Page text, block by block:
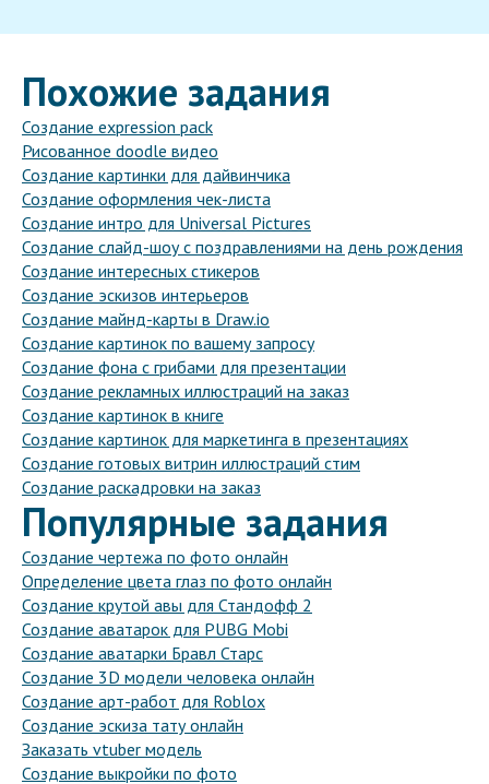
Похожие задания
Создание expression pack
Рисованное doodle видео
Создание картинки для дайвинчика
Создание оформления чек-листа
Создание интро для Universal Pictures
Создание слайд-шоу с поздравлениями на день рождения
Создание интересных стикеров
Создание эскизов интерьеров
Создание майнд-карты в Draw.io
Создание картинок по вашему запросу
Создание фона с грибами для презентации
Создание рекламных иллюстраций на заказ
Создание картинок в книге
Создание картинок для маркетинга в презентациях
Создание готовых витрин иллюстраций стим
Создание раскадровки на заказ
Популярные задания
Создание чертежа по фото онлайн
Определение цвета глаз по фото онлайн
Создание крутой авы для Стандофф 2
Создание аватарок для PUBG Mobi
Создание аватарки Бравл Старс
Создание 3D модели человека онлайн
Создание арт-работ для Roblox
Создание эскиза тату онлайн
Заказать vtuber модель
Создание выкройки по фото